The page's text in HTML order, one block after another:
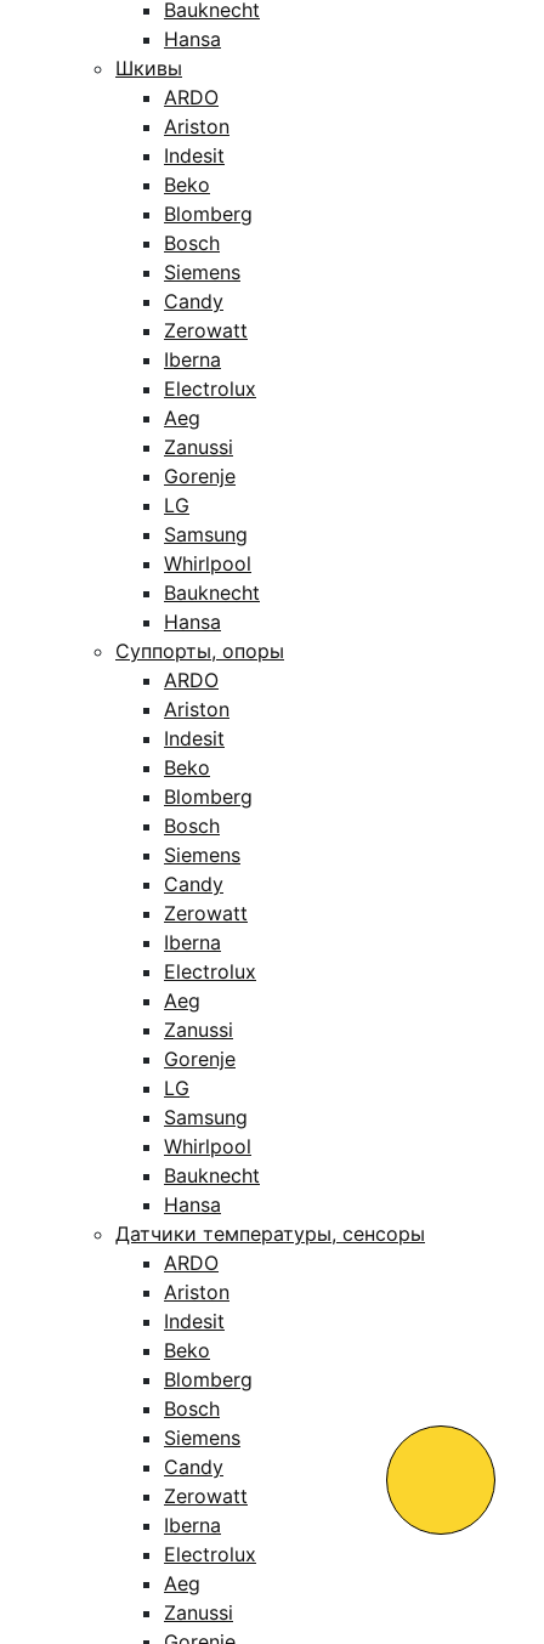
Bauknecht
Hansa
Шкивы
ARDO
Ariston
Indesit
Beko
Blomberg
Bosch
Siemens
Candy
Zerowatt
Iberna
Electrolux
Aeg
Zanussi
Gorenje
LG
Samsung
Whirlpool
Bauknecht
Hansa
Суппорты, опоры
ARDO
Ariston
Indesit
Beko
Blomberg
Bosch
Siemens
Candy
Zerowatt
Iberna
Electrolux
Aeg
Zanussi
Gorenje
LG
Samsung
Whirlpool
Bauknecht
Hansa
Датчики температуры, сенсоры
ARDO
Ariston
Indesit
Beko
Blomberg
Bosch
Siemens
Candy
Zerowatt
Iberna
Electrolux
Aeg
Zanussi